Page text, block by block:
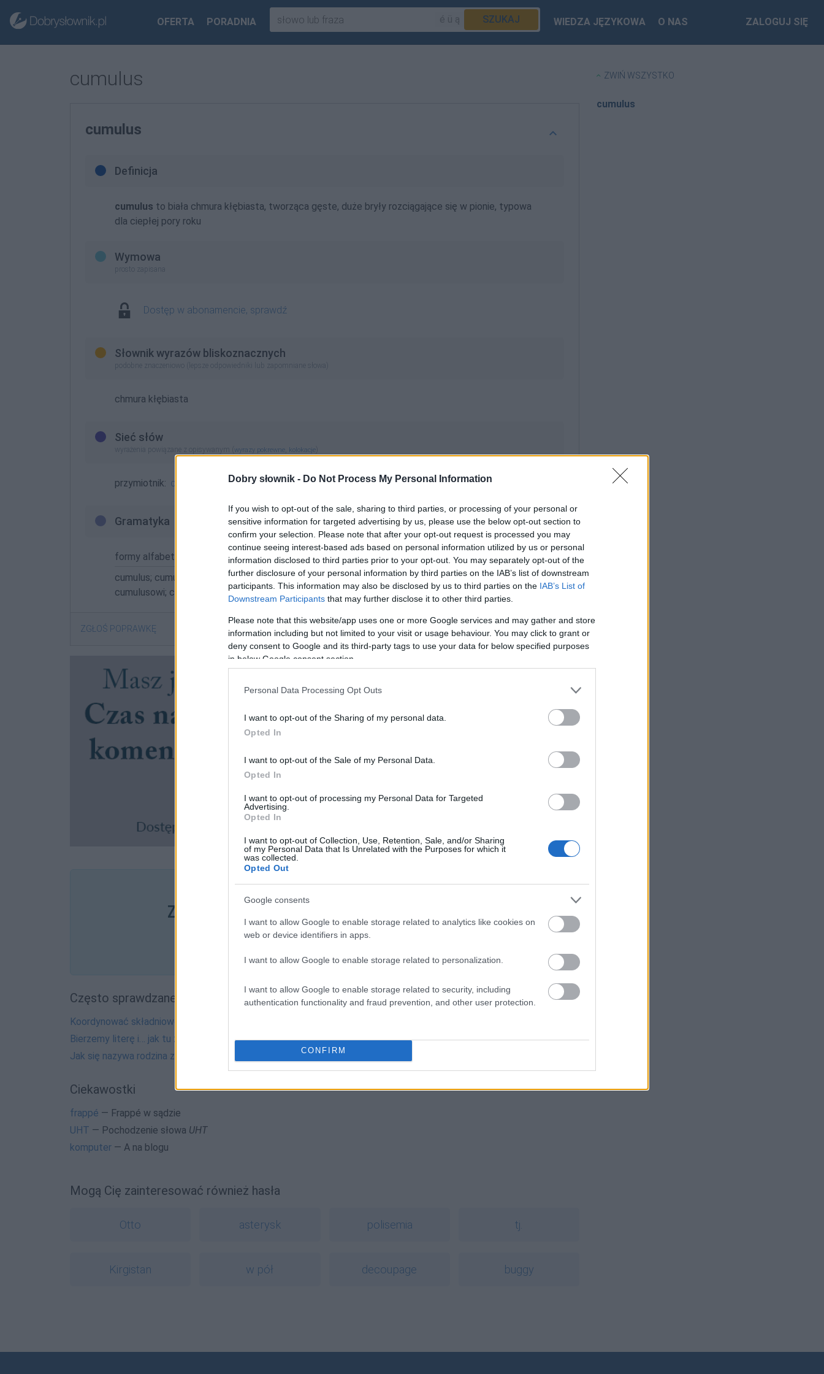
Dobry słownik - Do Not Process My Personal Information
If you wish to opt-out of the sale, sharing to third parties, or processing of your personal or
sensitive information for targeted advertising by us, please use the below opt-out section to
confirm your selection. Please note that after your opt-out request is processed you may
continue seeing interest-based ads based on personal information utilized by us or personal
information disclosed to third parties prior to your opt-out. You may separately opt-out of the
further disclosure of your personal information by third parties on the IAB’s list of downstream
participants. This information may also be disclosed by us to third parties on the IAB’s List of
Downstream Participants that may further disclose it to other third parties.
Please note that this website/app uses one or more Google services and may gather and store
information including but not limited to your visit or usage behaviour. You may click to grant or
deny consent to Google and its third-party tags to use your data for below specified purposes
in below Google consent section.
Personal Data Processing Opt Outs
I want to opt-out of the Sharing of my personal data.
Opted In
I want to opt-out of the Sale of my Personal Data.
Opted In
I want to opt-out of processing my Personal Data for Targeted
Advertising.
Opted In
I want to opt-out of Collection, Use, Retention, Sale, and/or Sharing
of my Personal Data that Is Unrelated with the Purposes for which it
was collected.
Opted Out
Google consents
I want to allow Google to enable storage related to analytics like cookies on
web or device identifiers in apps.
I want to allow Google to enable storage related to personalization.
I want to allow Google to enable storage related to security, including
authentication functionality and fraud prevention, and other user protection.
CONFIRM
OFERTA PORADNIA SZUKAJ WIEDZA JĘZYKOWA O NAS ZALOGUJ SIĘ
cumulus
cumulus
Definicja
cumulus to biała chmura kłębiasta, tworząca gęste, duże bryły rozciągające się w pionie, typowa
dla ciepłej pory roku
Wymowa
prosto zapisana
Dostęp w abonamencie, sprawdź
Słownik wyrazów bliskoznacznych
podobne znaczeniowo (lepsze odpowiedniki lub zapomniane słowa)
chmura kłębiasta
Sieć słów
wyrażenia powiązane z opisywanym ( wyrazy pokrewne kolokacje
przymiotnik: cumulusowy
Gramatyka
formy alfabetycznie:
cumulus; cumulusa; cumulusach; cumulusami; cumulusem; cumulusie; cumulusom; cumulusów;
cumulusowi; cumulusu; cumulusy
ZGŁOŚ POPRAWKĘ
Pozostały wątpliwości? Brakuje czegoś w haśle?
Zobacz, co zyskują abonenci Dobrego słownika.
Często sprawdzane
Koordynować składniowo
Bierzemy literę i… jak tu zacząć?
Jak się nazywa rodzina z
Ciekawostki
frappé — Frappé w sądzie
UHT — Pochodzenie słowa UHT
komputer — A na blogu
Mogą Cię zainteresować również hasła
Otto asterysk polisemia tj.
Kirgistan w pół decoupage buggy
ZWIŃ WSZYSTKO
cumulus